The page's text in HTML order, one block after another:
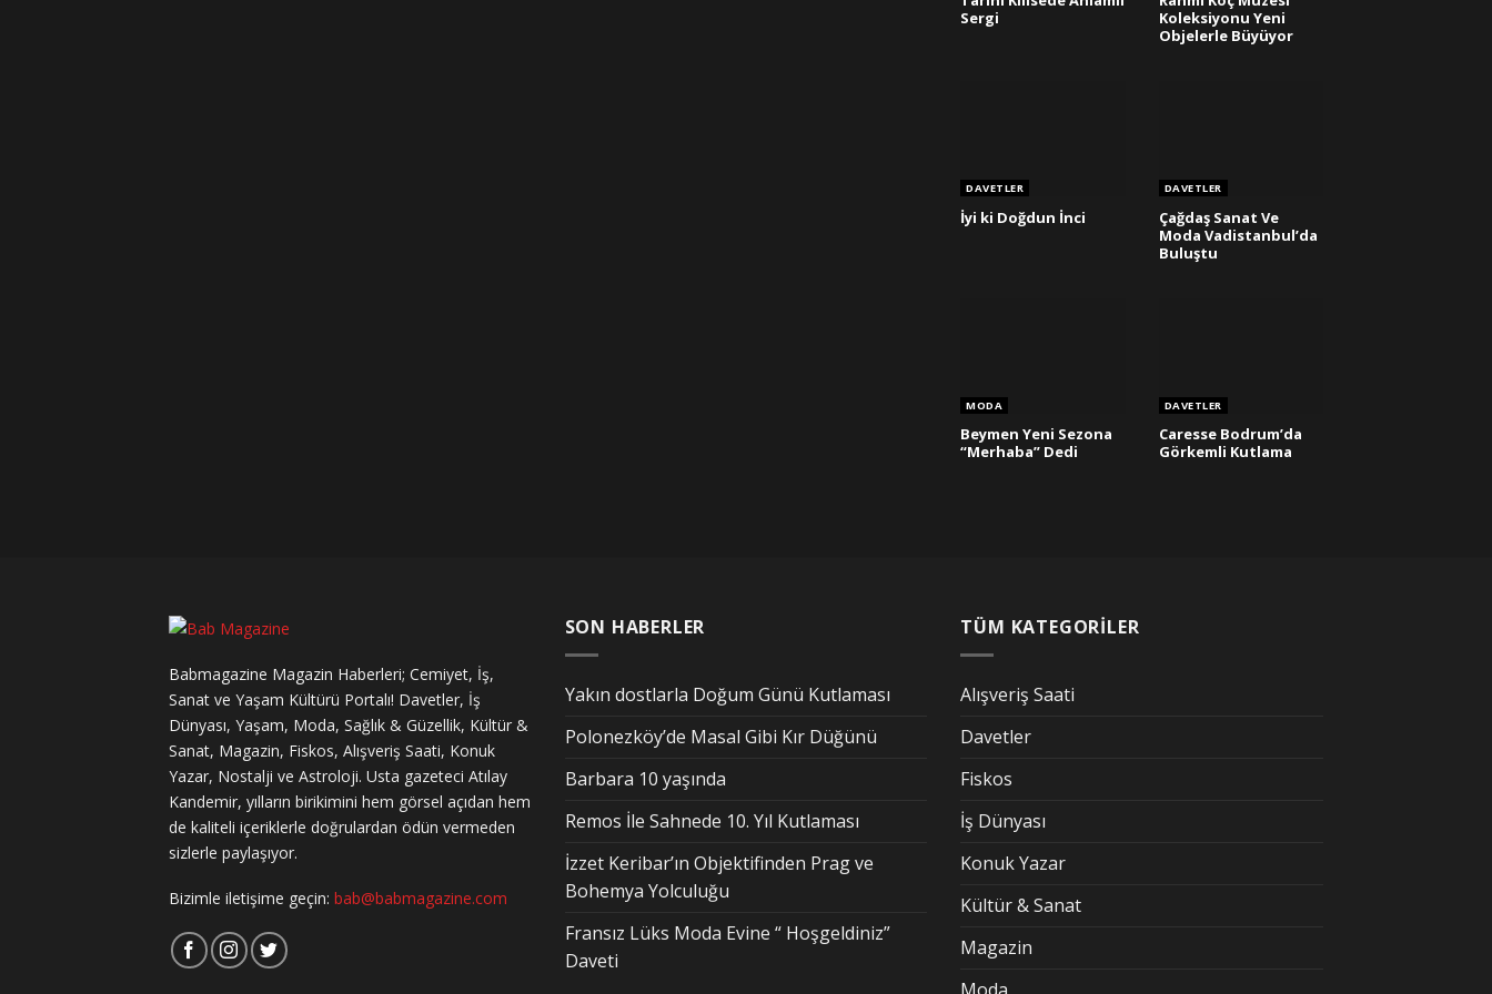
Sergi
Koleksiyonu Yeni
Objelerle Büyüyor
DAVETLER
İyi ki Doğdun İnci
DAVETLER
Çağdaş Sanat Ve
Moda Vadistanbul’da
Buluştu
MODA
Beymen Yeni Sezona
“Merhaba” Dedi
DAVETLER
Caresse Bodrum’da
Görkemli Kutlama
Babmagazine Magazin Haberleri; Cemiyet, İş,
Sanat ve Yaşam Kültürü Portalı! Davetler, İş
Dünyası, Yaşam, Moda, Sağlık & Güzellik, Kültür &
Sanat, Magazin, Fiskos, Alışveriş Saati, Konuk
Yazar, Nostalji ve Astroloji. Usta gazeteci Atılay
Kandemir, yılların birikimini hem görsel açıdan hem
de kaliteli içeriklerle doğrulardan ödün vermeden
sizlerle paylaşıyor.
Bizimle iletişime geçin: bab@babmagazine.com
SON HABERLER
Yakın dostlarla Doğum Günü Kutlaması
Polonezköy’de Masal Gibi Kır Düğünü
Barbara 10 yaşında
Remos İle Sahnede 10. Yıl Kutlaması
İzzet Keribar’ın Objektifinden Prag ve
Bohemya Yolculuğu
Fransız Lüks Moda Evine “ Hoşgeldiniz”
Daveti
TÜM KATEGORİLER
Alışveriş Saati
Davetler
Fiskos
İş Dünyası
Konuk Yazar
Kültür & Sanat
Magazin